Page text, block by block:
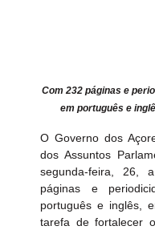
Com 232 páginas e
em português e
O Governo dos
dos Assuntos
segunda-feira, 26,
páginas e
português e inglês,
tarefa de fortalecer